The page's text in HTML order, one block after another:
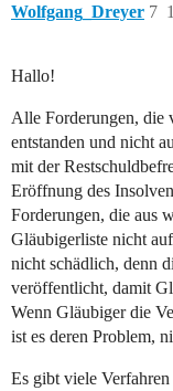
Wolfgang_Dreyer 7
Hallo!
Alle Forderungen, die
entstanden und nicht
mit der
Eröffnung des
Forderungen, die aus
Gläubigerliste nicht
nicht schädlich, denn
veröffentlicht, damit
Wenn Gläubiger die
ist es deren Problem,
Es gibt viele